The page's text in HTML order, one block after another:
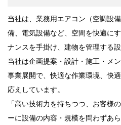
当社は、業務用エアコン（空調設
備、電気設備など、空間を快適に
ナンスを手掛け、建物を管理する設
当社は企画提案・設計・施工・メ
事業展開で、快適な作業環境、快
応えしています。
「高い技術力を持ちつつ、お客様
ーに設備の内容・規模を問わずあ